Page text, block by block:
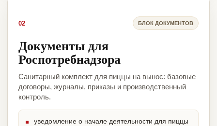
02 БЛОК ДОКУМЕНТОВ
Документы для
Роспотребнадзора
Санитарный комплект для пиццы на вынос: базовые
договоры, журналы, приказы и производственный
контроль.
уведомление о начале деятельности для пиццы